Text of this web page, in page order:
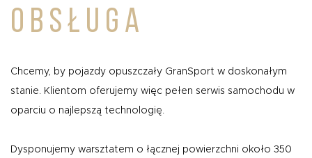
USŁUGI
KONTAKT
O NAS OFERTA BLOG
OBSŁUGA
Chcemy, by pojazdy opuszczały GranSport w doskonałym
stanie. Klientom oferujemy więc pełen serwis samochodu w
oparciu o najlepszą technologię.
Dysponujemy warsztatem o łącznej powierzchni około 350